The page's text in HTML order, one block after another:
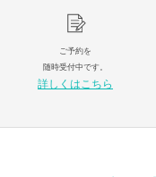
ご予約を
随時受付中です。
詳しくはこちら